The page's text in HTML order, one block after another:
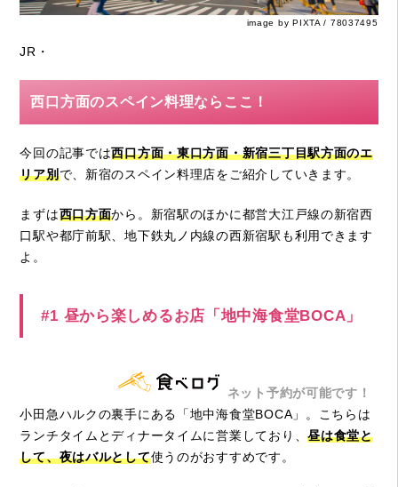
image by PIXTA / 78037495
JR・
西口方面のスペイン料理ならここ！
今回の記事では西口方面・東口方面・新宿三丁目駅方面のエ
リア別で、新宿のスペイン料理店をご紹介していきます。
まずは西口方面から。新宿駅のほかに都営大江戸線の新宿西
口駅や都庁前駅、地下鉄丸ノ内線の西新宿駅も利用できます
よ。
#1 昼から楽しめるお店「地中海食堂BOCA」
ネット予約が可能です！
小田急ハルクの裏手にある「地中海食堂BOCA」。こちらは
ランチタイムとディナータイムに営業しており、昼は食堂と
して、夜はバルとして使うのがおすすめです。